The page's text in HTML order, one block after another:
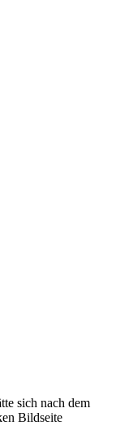
sich nach dem
Bildseite